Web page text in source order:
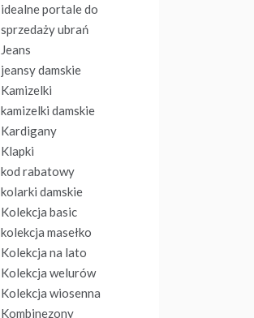
idealne portale do
sprzedaży ubrań
Jeans
jeansy damskie
Kamizelki
kamizelki damskie
Kardigany
Klapki
kod rabatowy
kolarki damskie
Kolekcja basic
kolekcja masełko
Kolekcja na lato
Kolekcja welurów
Kolekcja wiosenna
Kombinezony